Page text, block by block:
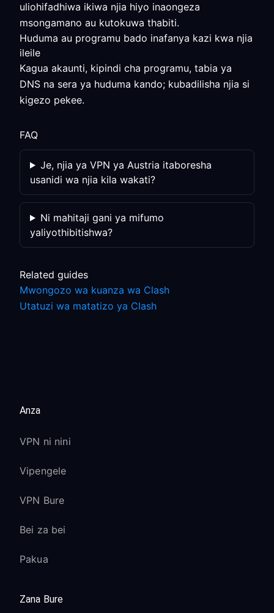
uliohifadhiwa ikiwa njia hiyo inaongeza
msongamano au kutokuwa thabiti.
Huduma au programu bado inafanya kazi kwa njia
ileile
Kagua akaunti, kipindi cha programu, tabia ya
DNS na sera ya huduma kando; kubadilisha njia si
kigezo pekee.
FAQ
Je, njia ya VPN ya Austria itaboresha
usanidi wa njia kila wakati?
Ni mahitaji gani ya mifumo
yaliyothibitishwa?
Related guides
Mwongozo wa kuanza wa Clash
Utatuzi wa matatizo ya Clash
Anza
VPN ni nini
Vipengele
VPN Bure
Bei za bei
Pakua
Zana Bure